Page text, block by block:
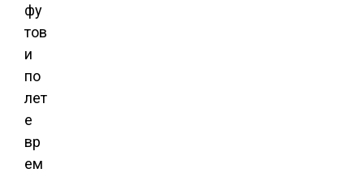
фу
тов
и
по
лет
е
вр
ем